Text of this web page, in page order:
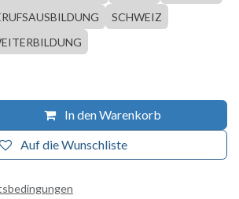
SCHWEIZ
In den Warenkorb
Auf die Wunschliste